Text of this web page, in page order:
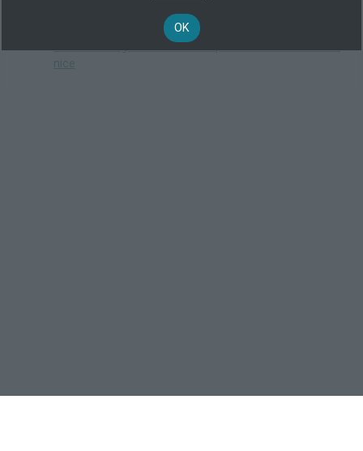
formation modélisation mathématique à nice
formation réglementation des produits d'assurances à
nice
OK